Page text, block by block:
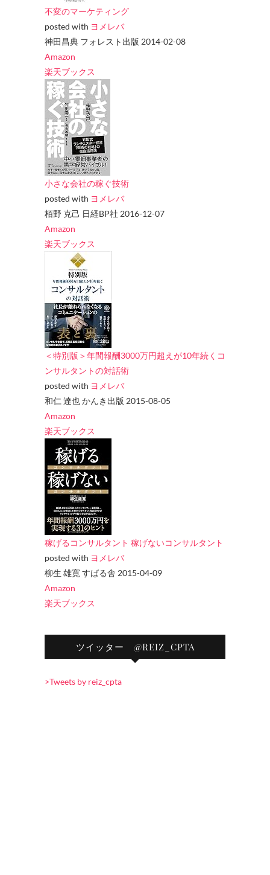
不変のマーケティング
posted with ヨメレバ
神田昌典 フォレスト出版 2014-02-08
Amazon
楽天ブックス
小さな会社の稼ぐ技術
posted with ヨメレバ
栢野 克己 日経BP社 2016-12-07
Amazon
楽天ブックス
＜特別版＞年間報酬3000万円超えが10年続くコ
ンサルタントの対話術
posted with ヨメレバ
和仁 達也 かんき出版 2015-08-05
Amazon
楽天ブックス
稼げるコンサルタント 稼げないコンサルタント
posted with ヨメレバ
柳生 雄寛 すばる舎 2015-04-09
Amazon
楽天ブックス
ツイッター @REIZ_CPTA
>Tweets by reiz_cpta